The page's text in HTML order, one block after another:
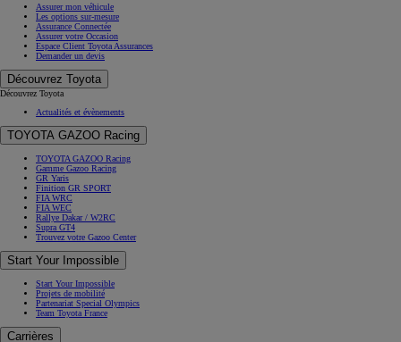
Assurer mon véhicule
Les options sur-mesure
Assurance Connectée
Assurer votre Occasion
Espace Client Toyota Assurances
Demander un devis
Découvrez Toyota
Découvrez Toyota
Actualités et évènements
TOYOTA GAZOO Racing
TOYOTA GAZOO Racing
Gamme Gazoo Racing
GR Yaris
Finition GR SPORT
FIA WRC
FIA WEC
Rallye Dakar / W2RC
Supra GT4
Trouvez votre Gazoo Center
Start Your Impossible
Start Your Impossible
Projets de mobilité
Partenariat Special Olympics
Team Toyota France
Carrières